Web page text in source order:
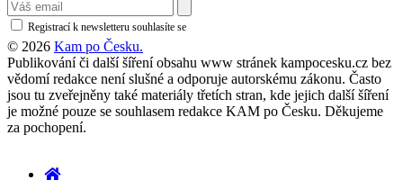
Registrací k newsletteru souhlasíte se
© 2026 Kam po Česku.
Publikování či další šíření obsahu www stránek kampocesku.cz bez
vědomí redakce není slušné a odporuje autorskému zákonu. Často
jsou tu zveřejněny také materiály třetích stran, kde jejich další šíření
je možné pouze se souhlasem redakce KAM po Česku. Děkujeme
za pochopení.